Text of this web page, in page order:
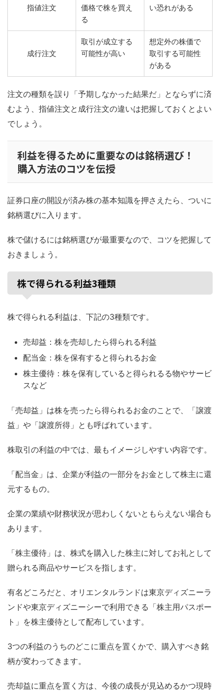
指値注文
価格で株を買え
る
い恐れがある
成行注文
取引が成立する
可能性が高い
想定外の株価で
取引する可能性
がある
注文の種類を誤り「予期しなかった結果だ」とならずに済
むよう、指値注文と成行注文の違いは把握しておくとよい
でしょう。
利益を得るために重要なのは銘柄選び！
購入方法のコツを伝授
証券口座の開設が済み株の基本知識を押さえたら、ついに
銘柄選びに入ります。
株で儲けるには銘柄選びが最重要なので、コツを把握して
おきましょう。
株で得られる利益3種類
株で得られる利益は、下記の3種類です。
売却益：株を売却したら得られる利益
配当金：株を保有すると得られるお金
株主優待：株を保有していると得られるる物やサービ
スなど
「売却益」は株を売ったら得られるお金のことで、「譲渡
益」や「譲渡所得」とも呼ばれています。
株取引の利益の中では、最もイメージしやすい内容です。
「配当金」は、企業が利益の一部分をお金として株主に還
元するもの。
企業の業績や財務状況が思わしくないともらえない場合も
あります。
「株主優待」は、株式を購入した株主に対してお礼として
贈られる商品やサービスを指します。
有名どころだと、オリエンタルランドは東京ディズニーラ
ンドや東京ディズニーシーで利用できる「株主用パスポー
ト」を株主優待として配布しています。
3つの利益のうちのどこに重点を置くかで、購入すべき銘
柄が変わってきます。
売却益に重点を置く方は、今後の成長が見込めるかつ現時